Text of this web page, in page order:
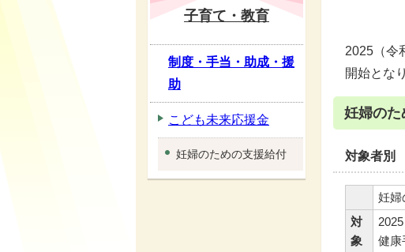
2025（令
開始とな
妊婦のた
対象者別
妊婦
対
象
健康
子育て・教育
制度・手当・助成・援
助
こども未来応援金
妊婦のための支援給付